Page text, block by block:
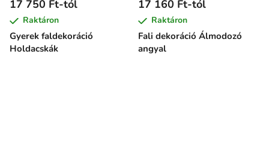
Gyerek faldekoráció
Holdacskák
17 750 Ft-tól
Raktáron
Fali dekoráció Álmodozó
angyal
17 160 Ft-tól
Raktáron